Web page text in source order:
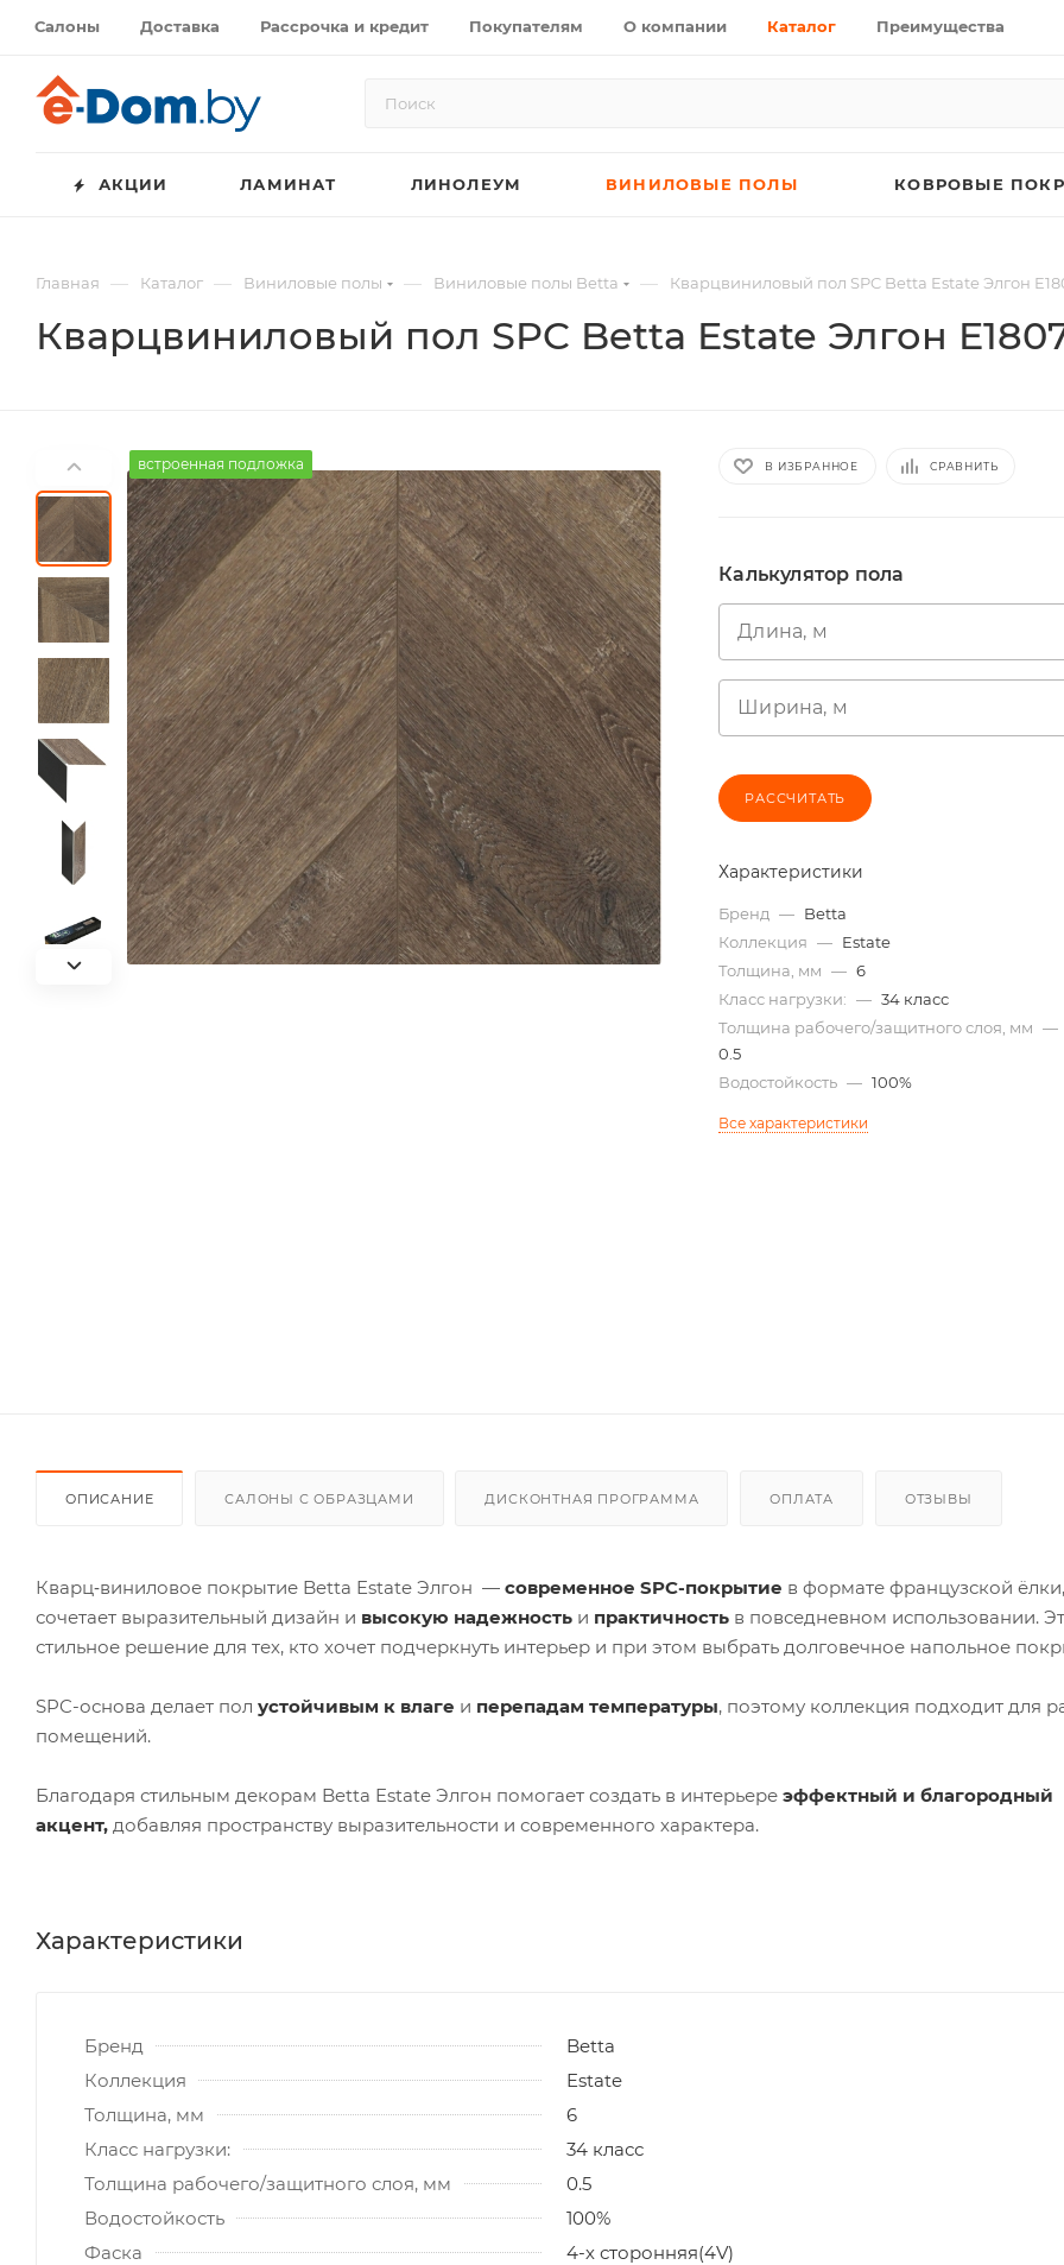
Салоны Доставка Рассрочка и кредит Покупателям О компании Каталог Преимущества
АКЦИИ ЛАМИНАТ ЛИНОЛЕУМ ВИНИЛОВЫЕ ПОЛЫ КОВРОВЫЕ
Главная — Каталог — Виниловые полы — Виниловые полы Betta — Кварцвиниловый пол SPC Betta Estate Элгон
Кварцвиниловый пол SPC Betta Estate Элгон
встроенная подложка В ИЗБРАННОЕ СРАВНИТЬ
Калькулятор пола
Длина, м
Ширина, м
РАССЧИТАТЬ
Характеристики
Бренд — Betta
Коллекция — Estate
Толщина, мм — 6
Класс нагрузки: — 34 класс
Толщина рабочего/защитного слоя, мм —
0.5
Водостойкость — 100%
Все характеристики
ОПИСАНИЕ САЛОНЫ С ОБРАЗЦАМИ ДИСКОНТНАЯ ПРОГРАММА ОПЛАТА ОТЗЫВЫ
Кварц‑виниловое покрытие Betta Estate Элгон — современное SPC-покрытие в формате французской
сочетает выразительный дизайн и высокую надежность и практичность в повседневном использовании.
стильное решение для тех, кто хочет подчеркнуть интерьер и при этом выбрать долговечное напольное
SPC-основа делает пол устойчивым к влаге и перепадам температуры, поэтому коллекция подходит для
помещений.
Благодаря стильным декорам Betta Estate Элгон помогает создать в интерьере эффектный и благородный
акцент, добавляя пространству выразительности и современного характера.
Характеристики
Бренд
Betta
Коллекция
Estate
Толщина, мм
6
Класс нагрузки:
34 класс
Толщина рабочего/защитного слоя, мм
0.5
Водостойкость
100%
Фаска
4-х сторонняя(4V)